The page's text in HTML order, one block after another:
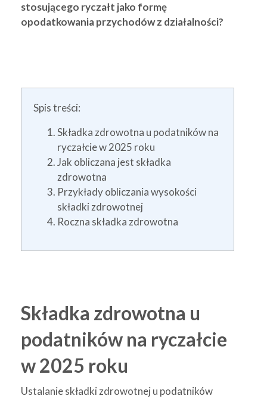
stosującego ryczałt jako formę
opodatkowania przychodów z działalności?
Spis treści:
Składka zdrowotna u podatników na
ryczałcie w 2025 roku
Jak obliczana jest składka
zdrowotna
Przykłady obliczania wysokości
składki zdrowotnej
Roczna składka zdrowotna
Składka zdrowotna u
podatników na ryczałcie
w 2025 roku
Ustalanie składki zdrowotnej u podatników